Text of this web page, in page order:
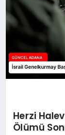
Herzi
Ölümü